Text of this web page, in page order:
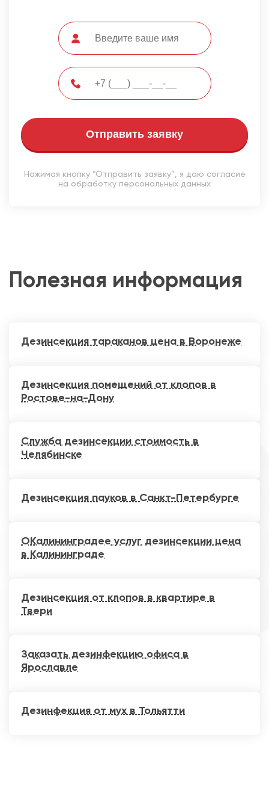
Отправить заявку
Нажимая кнопку “Отправить заявку”, я даю согласие
на обработку персональных данных
Полезная информация
Дезинсекция тараканов цена в Воронеже
Дезинсекция помещений от клопов в
Ростове-на-Дону
Служба дезинсекции стоимость в
Челябинске
Дезинсекция пауков в Санкт-Петербурге
ОКалининградее услуг дезинсекции цена
в Калининграде
Дезинсекция от клопов в квартире в
Твери
Заказать дезинфекцию офиса в
Ярославле
Дезинфекция от мух в Тольятти